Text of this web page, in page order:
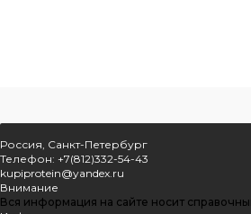
Россия, Санкт-Петербург
Телефон: +7(812)332-54-43
kupiprotein@yandex.ru
Внимание
Вся информация на сайте носит